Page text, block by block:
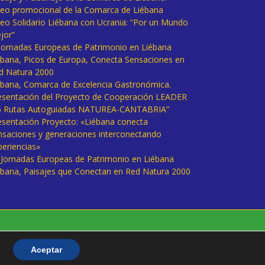
promocional de la Comarca de Liébana
Solidario Liébana con Ucrania: “Por un Mundo
Europeas de Patrimonio en Liébana
Picos de Europa, Conecta Sensaciones en
Natura 2000
Comarca de Excelencia Gastronómica.
del Proyecto de Cooperación LEADER
Rutas Autoguiadas NATUREA-CANTABRIA”
Proyecto: «Liébana conecta
y generaciones interconectando
Europeas de Patrimonio en Liébana
Paisajes que Conectan en Red Natura 2000
Aceptar